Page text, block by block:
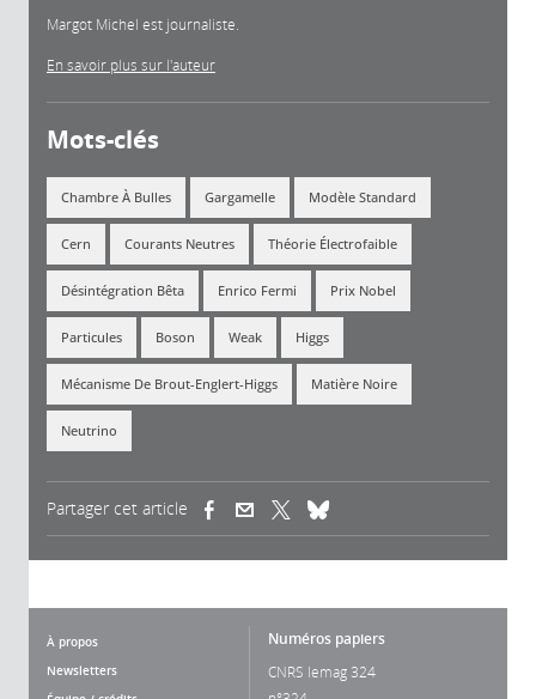
Margot Michel est journaliste.
En savoir plus sur l'auteur
Mots-clés
Chambre À Bulles Gargamelle Modèle Standard
Cern Courants Neutres Théorie Électrofaible
Désintégration Bêta Enrico Fermi Prix Nobel
Particules Boson Weak Higgs
Mécanisme De Brout-Englert-Higgs Matière Noire
Neutrino
Partager cet article (link is external)(link is external)
À propos
Newsletters
Numéros papiers
CNRS lemag 324